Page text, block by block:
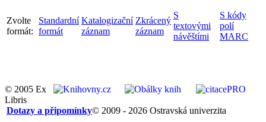
Zvolte
formát:
Standardní
formát
Katalogizační
záznam
Zkrácený
záznam
S
textovými
návěštími
S kódy
polí
MARC
© 2005 Ex
Libris
© 2009 - 2026 Ostravská univerzita
Dotazy a připomínky